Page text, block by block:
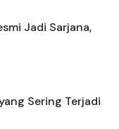
Jadi Sarjana,
Sering Terjadi